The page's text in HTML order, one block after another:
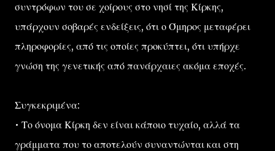
συντρόφων του σε χοίρους στο νησί της Κίρκης,
υπάρχουν σοβαρές ενδείξεις, ότι ο Όμηρος μεταφέρει
πληροφορίες, από τις οποίες προκύπτει, ότι υπήρχε
γνώση της γενετικής από πανάρχαιες ακόμα εποχές.
Συγκεκριμένα:
• Το όνομα Κίρκη δεν είναι κάποιο τυχαίο, αλλά τα
γράμματα που το αποτελούν συναντώνται και στη